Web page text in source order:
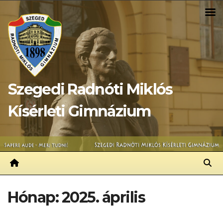
content
Szegedi Radnóti Miklós
Kísérleti Gimnázium
Hónap:2025. április